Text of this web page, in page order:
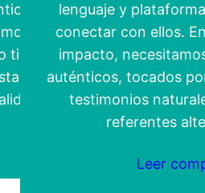
no
la
tienen
lenguaje y
conectar con ellos.
impacto,
auténticos, tocados
testimonios
referentes
Leer